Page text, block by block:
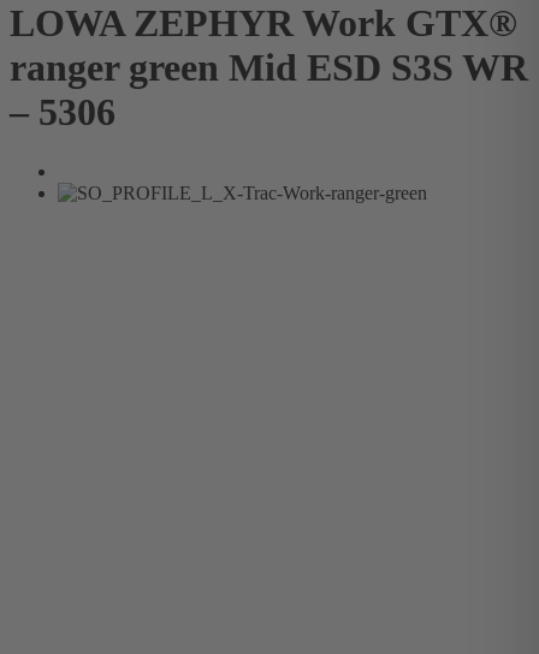
LOWA ZEPHYR Work GTX®
ranger green Mid ESD S3S WR
– 5306